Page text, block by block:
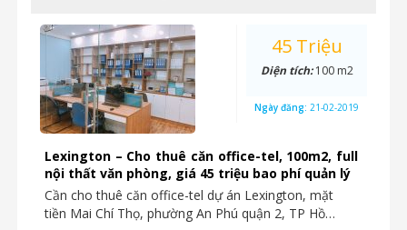
Lexington – Cho thuê căn office-tel, 100m2, full
nội thất văn phòng, giá 45 triệu bao phí quản lý
Cần cho thuê căn office-tel dự án Lexington, mặt
tiền Mai Chí Thọ, phường An Phú quận 2, TP Hồ…
45 Triệu
Diện tích:100 m2
Ngày đăng: 21-02-2019